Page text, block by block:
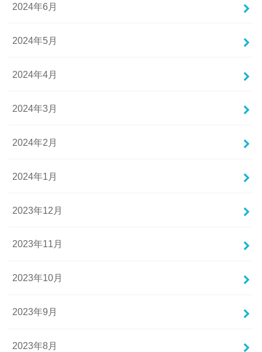
2024年6月
2024年5月
2024年4月
2024年3月
2024年2月
2024年1月
2023年12月
2023年11月
2023年10月
2023年9月
2023年8月